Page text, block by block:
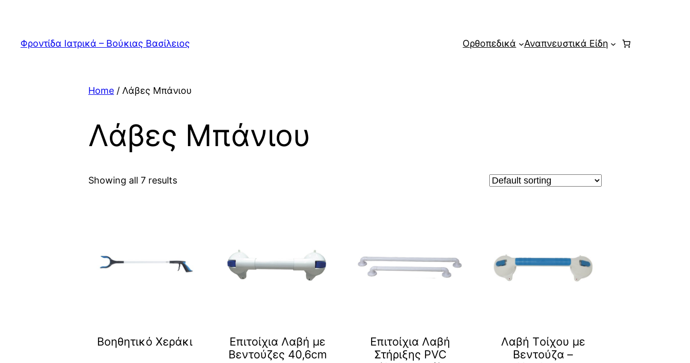
content
Φροντίδα Ιατρικά – Βούκιας Βασίλειος Ορθοπεδικά Αναπνευστικά Είδη
Home / Λάβες Μπάνιου
Λάβες Μπάνιου
Showing all 7 results
Βοηθητικό Χεράκι
Επιτοίχια Λαβή με
Βεντούζες 40,6cm
Επιτοίχια Λαβή
Στήριξης PVC
Λαβή Tοίχου με
Bεντούζα –